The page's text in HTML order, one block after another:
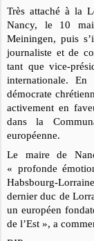
Très attaché à la
Nancy, le 10
Meiningen, puis
journaliste et de
tant que vice-
internationale.
démocrate
activement en
dans la
européenne.
Le maire de
« profonde
Habsbourg-
dernier duc de
un européen
de l’Est », a